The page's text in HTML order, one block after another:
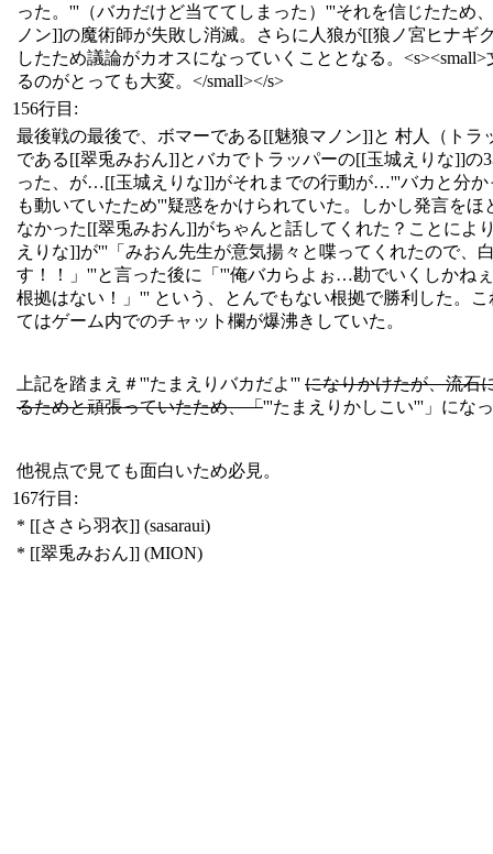
った。'''（バカだけど当ててしまった）'''それを信じたため
ノン]]の魔術師が失敗し消滅。さらに人狼が[[狼ノ宮ヒナギ
したため議論がカオスになっていくこととなる。<s><small>
るのがとっても大変。</small></s>
156行目:
最後戦の最後で、ボマーである[[魅狼マノン]]と 村人（トラ
である[[翠兎みおん]]とバカでトラッパーの[[玉城えりな]]の
った、が…[[玉城えりな]]がそれまでの行動が…'''バカと分か
も動いていたため'''疑惑をかけられていた。しかし発言をほ
なかった[[翠兎みおん]]がちゃんと話してくれた？ことによ
えりな]]が'''「みおん先生が意気揚々と喋ってくれたので、
す！！」'''と言った後に「'''俺バカらよぉ…勘でいくしかね
根拠はない！」''' という、とんでもない根拠で勝利した。
てはゲーム内でのチャット欄が爆沸きしていた。
上記を踏まえ＃'''たまえりバカだよ''' になりかけたが、流石
るためと頑張っていたため、「'''たまえりかしこい'''」にな
他視点で見ても面白いため必見。
167行目:
* [[ささら羽衣]] (sasaraui)
* [[翠兎みおん]] (MION)